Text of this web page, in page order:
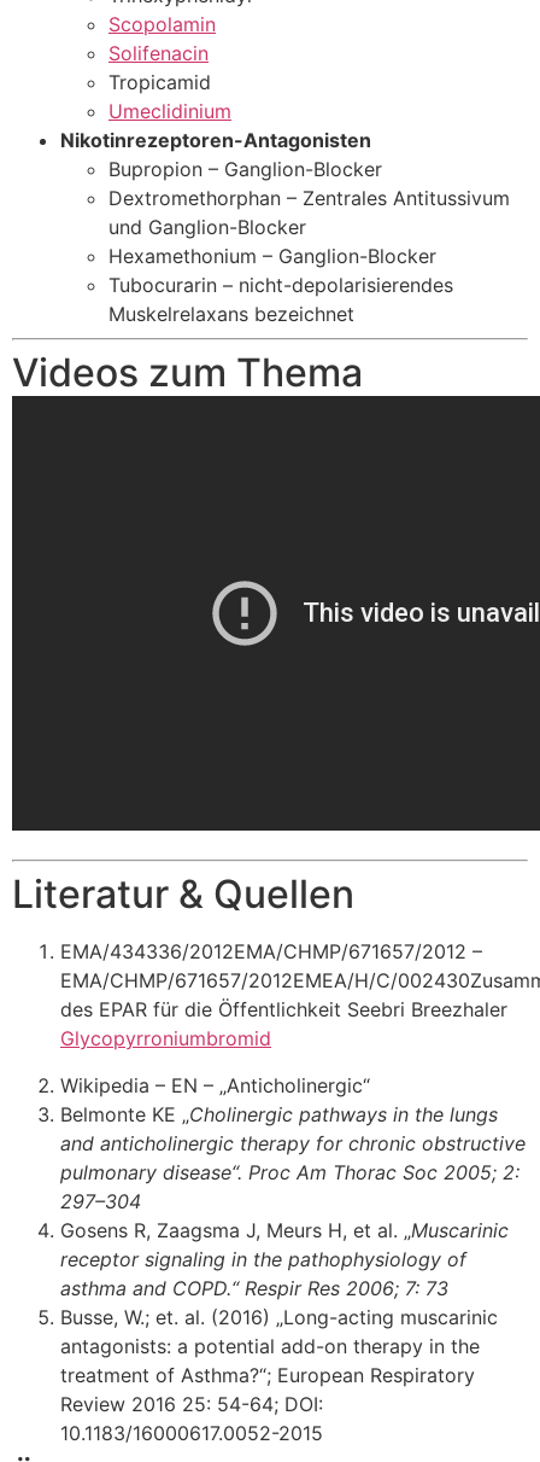
Scopolamin
Solifenacin
Tropicamid
Umeclidinium
Nikotinrezeptoren-Antagonisten
Bupropion – Ganglion-Blocker
Dextromethorphan – Zentrales Antitussivum
und Ganglion-Blocker
Hexamethonium – Ganglion-Blocker
Tubocurarin – nicht-depolarisierendes
Muskelrelaxans bezeichnet
Videos zum Thema
Literatur & Quellen
EMA/434336/2012EMA/CHMP/671657/2012 –
EMA/CHMP/671657/2012EMEA/H/C/
des EPAR für die Öffentlichkeit Seebri Breezhaler
Glycopyrroniumbromid
Wikipedia – EN – „Anticholinergic“
Belmonte KE „Cholinergic pathways in the lungs
and anticholinergic therapy for chronic obstructive
pulmonary disease“. Proc Am Thorac Soc 2005; 2:
297–304
Gosens R, Zaagsma J, Meurs H, et al. „Muscarinic
receptor signaling in the pathophysiology of
asthma and COPD.“ Respir Res 2006; 7: 73
Busse, W.; et. al. (2016) „Long-acting muscarinic
antagonists: a potential add-on therapy in the
treatment of Asthma?“; European Respiratory
Review 2016 25: 54-64; DOI:
10.1183/16000617.0052-2015